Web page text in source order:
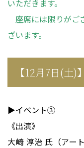
いただきます。
座席には限りがご
ざいます。
【12月7日(土)】
▶イベント③
《出演》
大崎 淳治 氏（アー